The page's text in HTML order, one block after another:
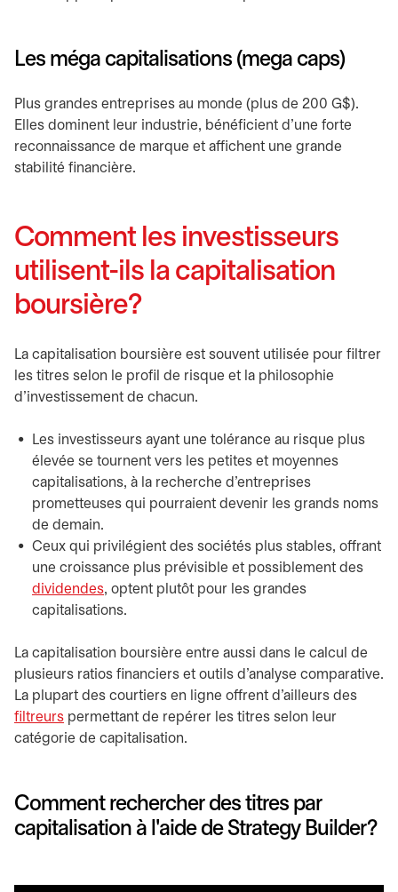
Les méga capitalisations (mega caps)
Plus grandes entreprises au monde (plus de 200 G$).
Elles dominent leur industrie, bénéficient d'une forte
reconnaissance de marque et affichent une grande
stabilité financière.
Comment les investisseurs
utilisent-ils la capitalisation
boursière?
La capitalisation boursière est souvent utilisée pour filtrer
les titres selon le profil de risque et la philosophie
d'investissement de chacun.
Les investisseurs ayant une tolérance au risque plus
élevée se tournent vers les petites et moyennes
capitalisations, à la recherche d'entreprises
prometteuses qui pourraient devenir les grands noms
de demain.
Ceux qui privilégient des sociétés plus stables, offrant
une croissance plus prévisible et possiblement des
dividendes, optent plutôt pour les grandes
capitalisations.
La capitalisation boursière entre aussi dans le calcul de
plusieurs ratios financiers et outils d'analyse comparative.
La plupart des courtiers en ligne offrent d'ailleurs des
filtreurs permettant de repérer les titres selon leur
catégorie de capitalisation.
Comment rechercher des titres par
capitalisation à l'aide de Strategy Builder?